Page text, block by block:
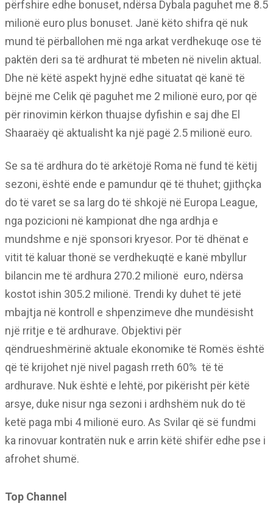
përfshire edhe bonuset, ndërsa Dybala paguhet me 8.5
milionë euro plus bonuset. Janë këto shifra që nuk
mund të përballohen më nga arkat verdhekuqe ose të
paktën deri sa të ardhurat të mbeten në nivelin aktual.
Dhe në këtë aspekt hyjnë edhe situatat që kanë të
bëjnë me Celik që paguhet me 2 milionë euro, por që
për rinovimin kërkon thuajse dyfishin e saj dhe El
Shaaraëy që aktualisht ka një pagë 2.5 milionë euro.
Se sa të ardhura do të arkëtojë Roma në fund të këtij
sezoni, është ende e pamundur që të thuhet; gjithçka
do të varet se sa larg do të shkojë në Europa League,
nga pozicioni në kampionat dhe nga ardhja e
mundshme e një sponsori kryesor. Por të dhënat e
vitit të kaluar thonë se verdhekuqtë e kanë mbyllur
bilancin me të ardhura 270.2 milionë euro, ndërsa
kostot ishin 305.2 milionë. Trendi ky duhet të jetë
mbajtja në kontroll e shpenzimeve dhe mundësisht
një rritje e të ardhurave. Objektivi për
qëndrueshmërinë aktuale ekonomike të Romës është
që të krijohet një nivel pagash rreth 60% të të
ardhurave. Nuk është e lehtë, por pikërisht për këtë
arsye, duke nisur nga sezoni i ardhshëm nuk do të
ketë paga mbi 4 milionë euro. As Svilar që së fundmi
ka rinovuar kontratën nuk e arrin këtë shifër edhe pse i
afrohet shumë.
Top Channel